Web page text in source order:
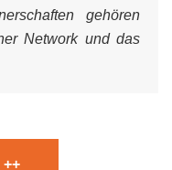
gehören
Network und das
++